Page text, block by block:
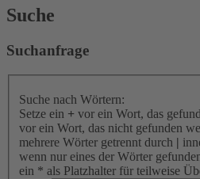
Suche
Suchanfrage
Suche nach Wörtern:
Setze ein + vor ein Wort, das
vor ein Wort, das nicht gefunden
mehrere Wörter getrennt durch |
wenn nur eines der Wörter
ein * als Platzhalter für teilweise